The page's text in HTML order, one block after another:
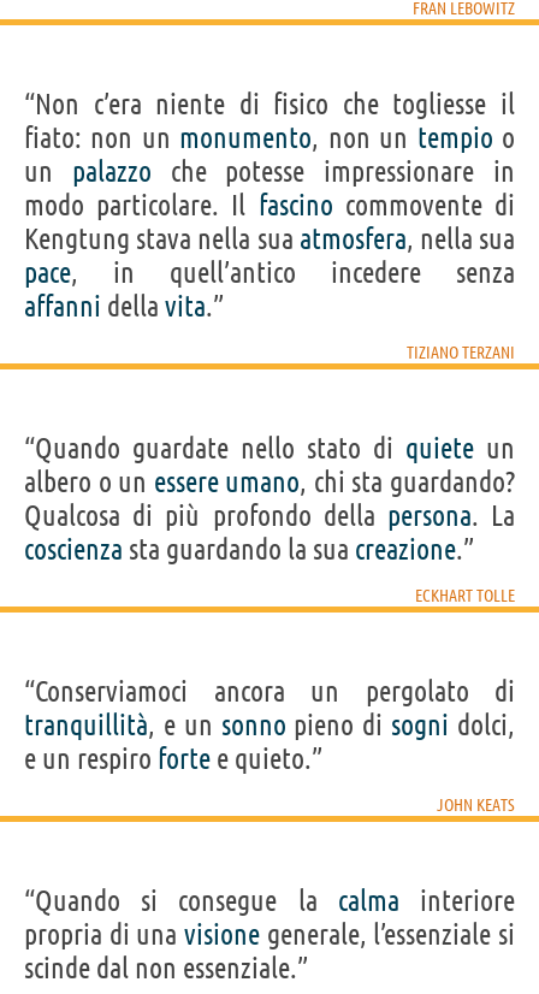
FRAN LEBOWITZ
“Non c’era niente di fisico che togliesse il
fiato: non un monumento, non un tempio o
un palazzo che potesse impressionare in
modo particolare. Il fascino commovente di
Kengtung stava nella sua atmosfera, nella sua
pace, in quell’antico incedere senza
affanni della vita.”
TIZIANO TERZANI
“Quando guardate nello stato di quiete un
albero o un essere umano, chi sta guardando?
Qualcosa di più profondo della persona. La
coscienza sta guardando la sua creazione.”
ECKHART TOLLE
“Conserviamoci ancora un pergolato di
tranquillità, e un sonno pieno di sogni dolci,
e un respiro forte e quieto.”
JOHN KEATS
“Quando si consegue la calma interiore
propria di una visione generale, l’essenziale si
scinde dal non essenziale.”